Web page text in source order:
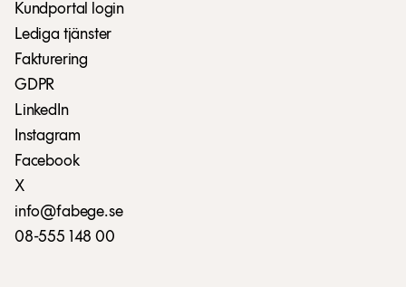
Kundportal login
Lediga tjänster
Fakturering
GDPR
LinkedIn
Instagram
Facebook
X
info@fabege.se
08-555 148 00